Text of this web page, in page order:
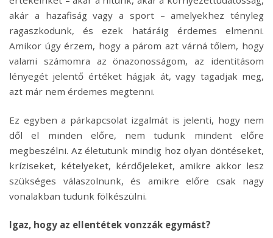
akár a hazafiság vagy a sport – amelyekhez tényleg
ragaszkodunk, és ezek határáig érdemes elmenni.
Amikor úgy érzem, hogy a párom azt várná tőlem, hogy
valami számomra az önazonosságom, az identitásom
lényegét jelentő értéket hágjak át, vagy tagadjak meg,
azt már nem érdemes megtenni.
Ez egyben a párkapcsolat izgalmát is jelenti, hogy nem
dől el minden előre, nem tudunk mindent előre
megbeszélni. Az életutunk mindig hoz olyan döntéseket,
kríziseket, kételyeket, kérdőjeleket, amikre akkor lesz
szükséges válaszolnunk, és amikre előre csak nagy
vonalakban tudunk fölkészülni.
Igaz, hogy az ellentétek vonzzák egymást?